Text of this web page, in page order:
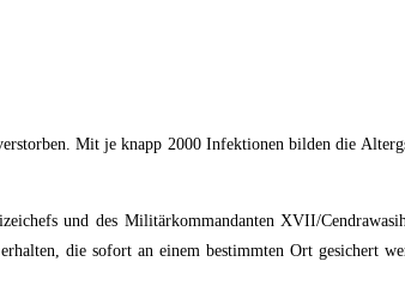
Mit je knapp 2000 Infektionen bilden die
und des Militärkommandanten XVII/
die sofort an einem bestimmten Ort gesichert